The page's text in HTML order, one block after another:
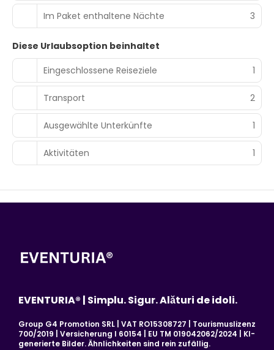
Im Paket enthaltene Nächte 3
Diese Urlaubsoption beinhaltet
Eingeschlossene Reiseziele
1
Transport 2
Ausgewählte Unterkünfte 1
Aktivitäten 1
EVENTURIA® | Simplu. Sigur. Alături de idoli.
Group G4 Promotion SRL | VAT RO15308727 | Tourismuslizenz
700/2019 | Versicherung I 60154 | EU TM 019042062/2024 | KI-
generierte Bilder. Ähnlichkeiten sind rein zufällig.